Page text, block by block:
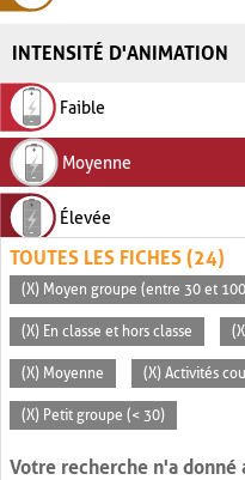
INTENSITÉ D'ANIMATION
Faible
Moyenne
Élevée
TOUTES LES FICHES (24)
(X) Moyen groupe (entre 30 et
(X) En classe et hors classe
(X) Moyenne (X) Activités
(X) Petit groupe (< 30)
Votre recherche n'a donné